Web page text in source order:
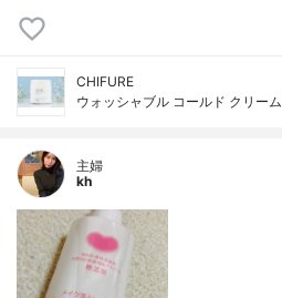
CHIFURE
ウォッシャブル コールド クリーム
主婦
kh